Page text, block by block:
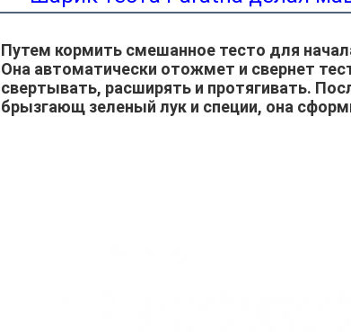
Путем кормить смешанное тесто для
Она автоматически отожмет и свернет
свертывать, расширять и протягивать.
брызгающ зеленый лук и специи, она